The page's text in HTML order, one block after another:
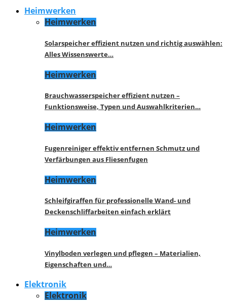
Heimwerken
Heimwerken
Solarspeicher effizient nutzen und richtig auswählen:
Alles Wissenswerte…
Heimwerken
Brauchwasserspeicher effizient nutzen –
Funktionsweise, Typen und Auswahlkriterien…
Heimwerken
Fugenreiniger effektiv entfernen Schmutz und
Verfärbungen aus Fliesenfugen
Heimwerken
Schleifgiraffen für professionelle Wand- und
Deckenschliffarbeiten einfach erklärt
Heimwerken
Vinylboden verlegen und pflegen – Materialien,
Eigenschaften und…
Elektronik
Elektronik